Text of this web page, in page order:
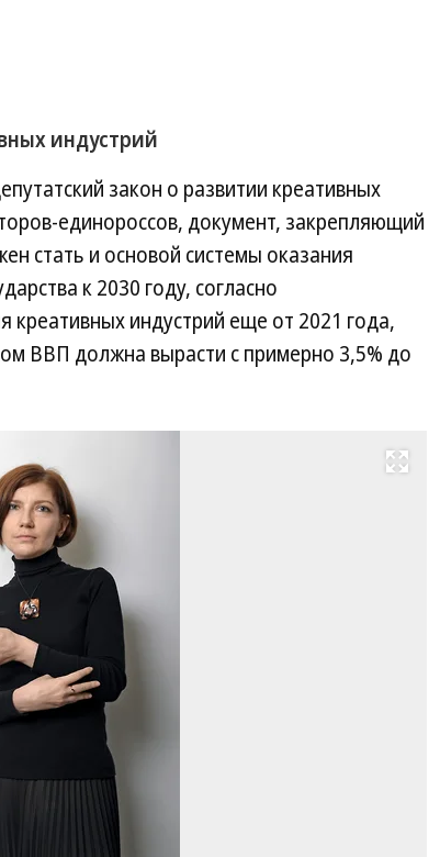
индустрий
закон о развитии креативных
единороссов, документ, закрепляющий
стать и основой системы оказания
к 2030 году, согласно
креативных индустрий еще от 2021 года,
ВВП должна вырасти с примерно 3,5% до
Развернуть на весь экран